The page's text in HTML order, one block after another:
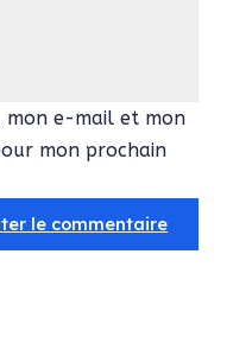
mon e-mail et mon
mon prochain